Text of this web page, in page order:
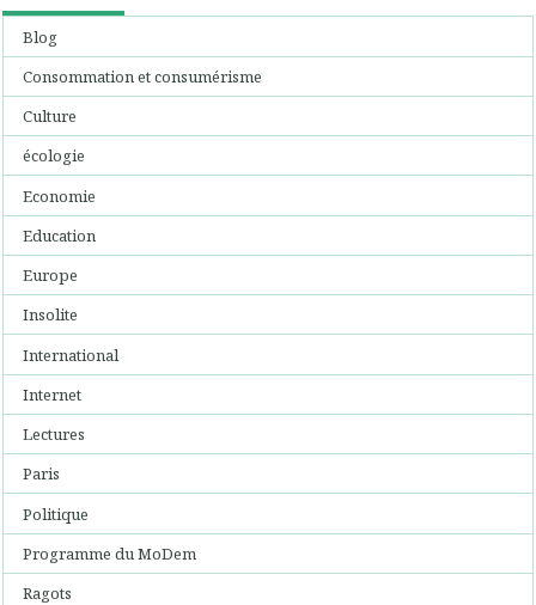
Blog
Consommation et consumérisme
Culture
écologie
Economie
Education
Europe
Insolite
International
Internet
Lectures
Paris
Politique
Programme du MoDem
Ragots